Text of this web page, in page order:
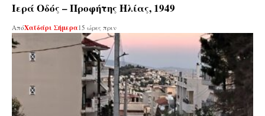
Ιερά Οδός – Προφήτης Ηλίας, 1949
ΑπόΧαϊδάρι Σήμερα15 ώρες πριν